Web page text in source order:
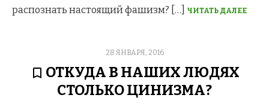
распознать настоящий фашизм? […]
ЧИТАТЬ ДАЛЕЕ
POSTED
28 ЯНВАРЯ, 2016
ОТКУДА В НАШИХ ЛЮДЯХ
СТОЛЬКО ЦИНИЗМА?